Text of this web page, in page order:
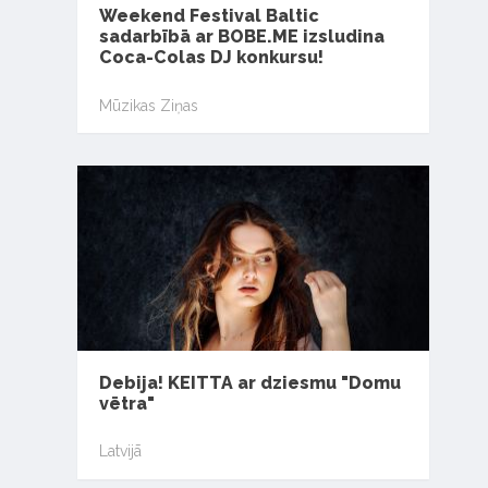
Weekend Festival Baltic
sadarbībā ar BOBE.ME izsludina
Coca-Colas DJ konkursu!
Mūzikas Ziņas
Debija! KEITTA ar dziesmu "Domu
vētra"
Latvijā